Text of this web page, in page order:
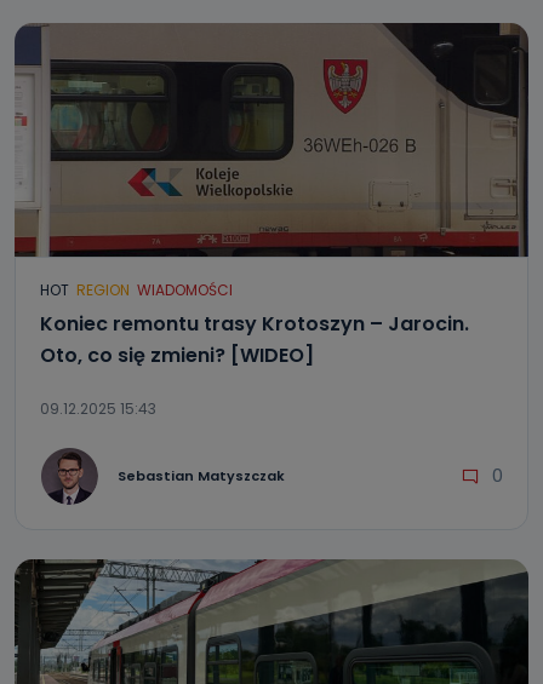
HOT REGION WIADOMOŚCI
Koniec remontu trasy Krotoszyn – Jarocin.
Oto, co się zmieni? [WIDEO]
09.12.2025 15:43
Sebastian Matyszczak 0